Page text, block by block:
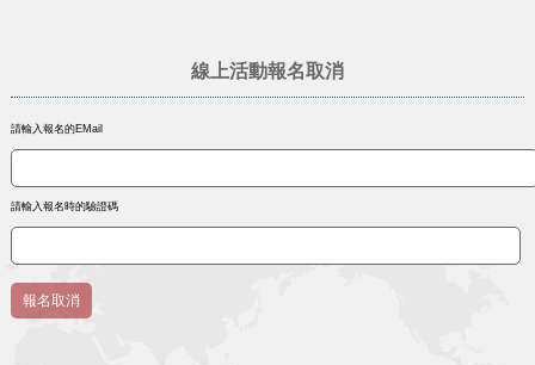
線上活動報名取消
請輸入報名的EMail
請輸入報名時的驗證碼